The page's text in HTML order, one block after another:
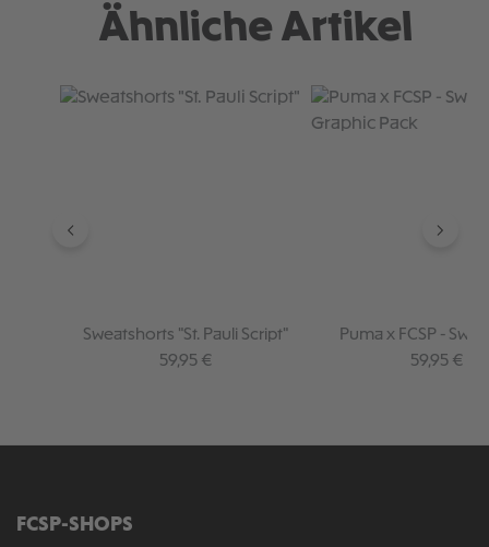
Ähnliche Artikel
Produktgalerie überspringen
Sweatshorts "St. Pauli Script"
Regulärer Preis:
59,95 €
Puma x FCSP -
Graphic Pack
Regulärer
59,95 €
FCSP-SHOPS